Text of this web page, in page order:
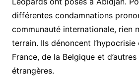
différentes condamnations
communauté internationale, rien
terrain. Ils dénoncent l’hypocrisie
France, de la Belgique et
étrangères.